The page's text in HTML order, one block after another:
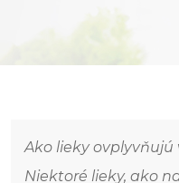
Ako lieky
Niektoré lieky, ako